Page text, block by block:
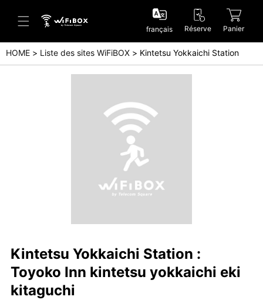
Aide/Contactez-nous
Centre d'aide (English)
français Réserve Panier
HOME Liste des sites WiFiBOX Kintetsu Yokkaichi Station
Kintetsu Yokkaichi Station :
Toyoko Inn kintetsu yokkaichi eki
kitaguchi